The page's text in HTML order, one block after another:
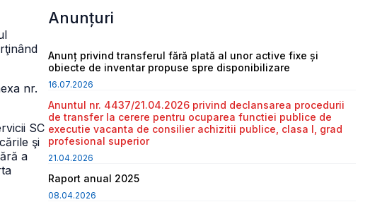
nr.
SC
şi
a
Anunțuri
Anunț privind transferul fără plată al unor active fixe și
obiecte de inventar propuse spre disponibilizare
16.07.2026
Anuntul nr. 4437/21.04.2026 privind declansarea procedurii
de transfer la cerere pentru ocuparea functiei publice de
executie vacanta de consilier achizitii publice, clasa I, grad
profesional superior
21.04.2026
Raport anual 2025
08.04.2026